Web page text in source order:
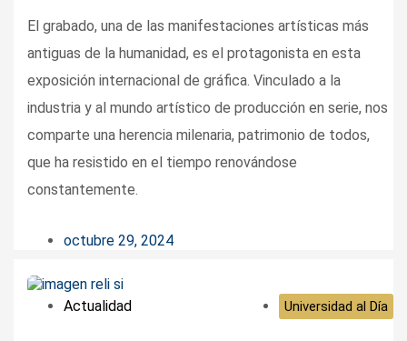
El grabado, una de las manifestaciones artísticas más
antiguas de la humanidad, es el protagonista en esta
exposición internacional de gráfica. Vinculado a la
industria y al mundo artístico de producción en serie, nos
comparte una herencia milenaria, patrimonio de todos,
que ha resistido en el tiempo renovándose
constantemente.
octubre 29, 2024
Actualidad Universidad al Día